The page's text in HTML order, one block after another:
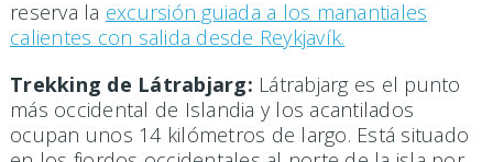
reserva la excursión guiada a los manantiales
calientes con salida desde Reykjavík.
Trekking de Látrabjarg: Látrabjarg es el punto
más occidental de Islandia y los acantilados
ocupan unos 14 kilómetros de largo. Está situado